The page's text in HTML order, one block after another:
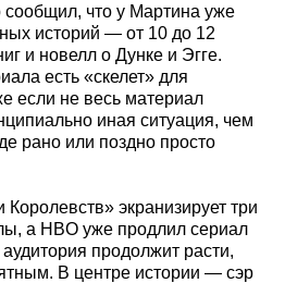
что у Мартина уже
историй — от 10 до 12
и новелл о Дунке и Эгге.
есть «скелет» для
если не весь материал
иная ситуация, чем
рано или поздно просто
экранизирует три
а HBO уже продлил сериал
продолжит расти,
В центре истории — сэр